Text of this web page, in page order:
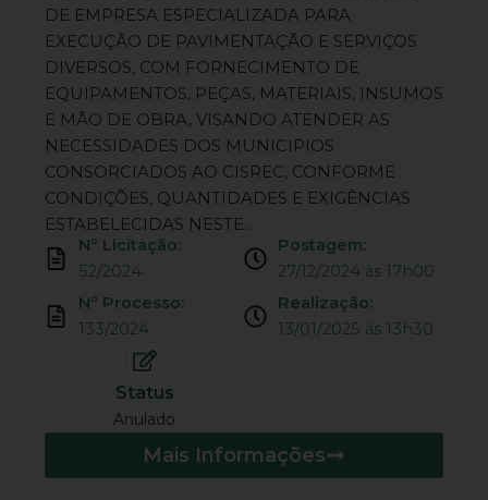
DE EMPRESA ESPECIALIZADA PARA
EXECUÇÃO DE PAVIMENTAÇÃO E SERVIÇOS
DIVERSOS, COM FORNECIMENTO DE
EQUIPAMENTOS, PEÇAS, MATERIAIS, INSUMOS
E MÃO DE OBRA, VISANDO ATENDER AS
NECESSIDADES DOS MUNICIPIOS
CONSORCIADOS AO CISREC, CONFORME
CONDIÇÕES, QUANTIDADES E EXIGÊNCIAS
ESTABELECIDAS NESTE…
Nº Licitação:
52/2024
Nº Processo:
133/2024
Postagem:
27/12/2024 às 17h00
Realização:
13/01/2025 às 13h30
Status
Anulado
Mais Informações